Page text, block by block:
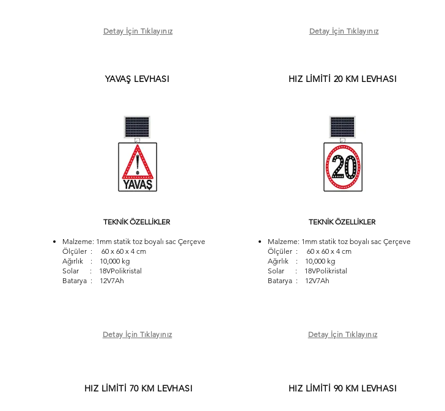
Detay İçin Tıklayınız Detay İçin Tıklayınız
YAVAŞ LEVHASI
TEKNİK ÖZELLİKLER
Malzeme: 1mm statik toz boyalı sac Çerçeve
Ölçüler : 60 x 60 x 4 cm
Ağırlık : 10,000 kg
Solar : 18VPolikristal
Batarya : 12V7Ah
Detay İçin Tıklayınız
HIZ LİMİTİ 20 KM LEVHASI
TEKNİK ÖZELLİKLER
Malzeme: 1mm statik toz boyalı sac Çerçeve
Ölçüler : 60 x 60 x 4 cm
Ağırlık : 10,000 kg
Solar : 18VPolikristal
Batarya : 12V7Ah
Detay İçin Tıklayınız
HIZ LİMİTİ 70 KM LEVHASI HIZ LİMİTİ 90 KM LEVHASI